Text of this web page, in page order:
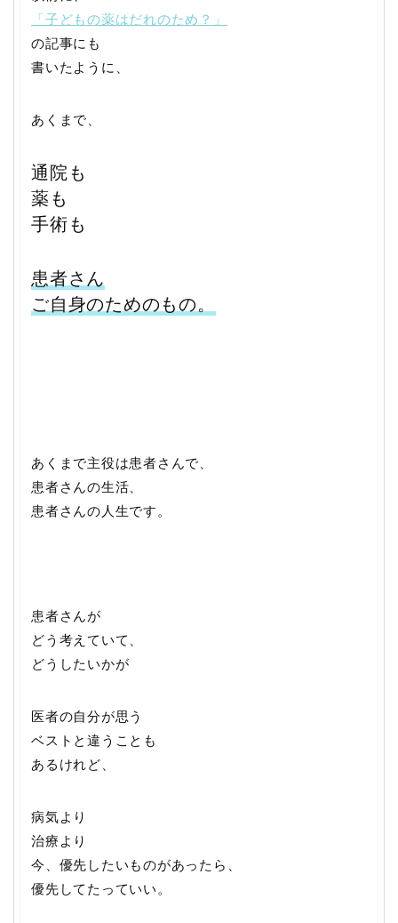
「子どもの薬はだれのため？」
の記事にも
書いたように、
あくまで、
通院も
薬も
手術も
患者さん
ご自身のためのもの。
あくまで主役は患者さんで、
患者さんの生活、
患者さんの人生です。
患者さんが
どう考えていて、
どうしたいかが
医者の自分が思う
ベストと違うことも
あるけれど、
病気より
治療より
今、優先したいものがあったら、
優先してたっていい。